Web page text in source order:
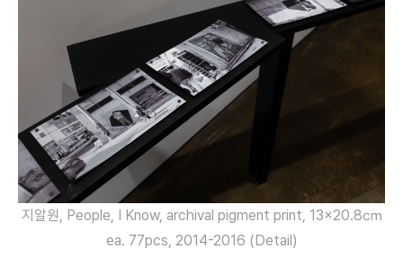
지알원, People, I Know, archival pigment print, 13×20.8㎝
ea. 77pcs, 2014-2016 (Detail)